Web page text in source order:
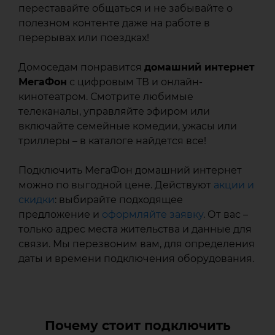
переставайте общаться и не забывайте о
полезном контенте даже на работе в
перерывах или поездках!
Домоседам понравится домашний интернет
МегаФон с цифровым ТВ и онлайн-
кинотеатром. Смотрите любимые
телеканалы, управляйте эфиром или
включайте семейные комедии, ужасы или
триллеры – в каталоге найдется все!
Подключить МегаФон домашний интернет
можно по выгодной цене. Действуют акции и
скидки: выбирайте подходящее
предложение и оформляйте заявку. От вас –
только адрес места жительства и данные для
связи. Мы перезвоним вам, для определения
даты и времени подключения оборудования.
Почему стоит подключить